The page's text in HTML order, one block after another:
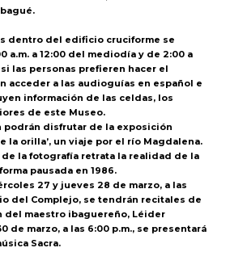
dentro del edificio cruciforme se
a.m. a 12:00 del mediodía y de 2:00 a
si las personas prefieren hacer el
acceder a las audioguías en español e
información de las celdas, los
de este Museo.
podrán disfrutar de la exposición
la orilla’, un viaje por el río Magdalena.
de la fotografía retrata la realidad de la
pausada en 1986.
27 y jueves 28 de marzo, a las
del Complejo, se tendrán recitales de
del maestro ibaguereño, Léider
de marzo, a las 6:00 p.m., se presentará
Sacra.